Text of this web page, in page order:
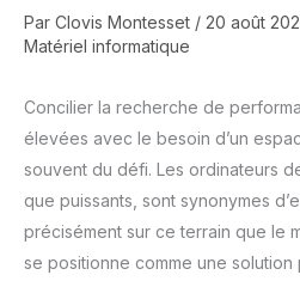
Par Clovis Montesset / 20 août
Matériel informatique
Concilier la recherche de
élevées avec le besoin d’un
souvent du défi. Les ordinateurs
que puissants, sont synonymes
précisément sur ce terrain que le
se positionne comme une solution